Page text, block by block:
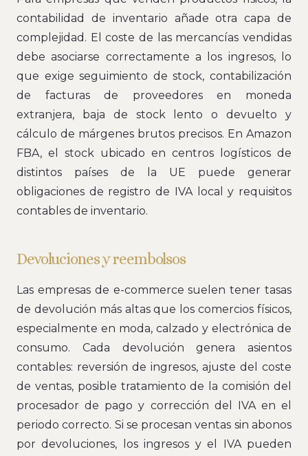
contabilidad de inventario añade otra capa de
complejidad. El coste de las mercancías vendidas
debe asociarse correctamente a los ingresos, lo
que exige seguimiento de stock, contabilización
de facturas de proveedores en moneda
extranjera, baja de stock lento o devuelto y
cálculo de márgenes brutos precisos. En Amazon
FBA, el stock ubicado en centros logísticos de
distintos países de la UE puede generar
obligaciones de registro de IVA local y requisitos
contables de inventario.
Devoluciones y reembolsos
Las empresas de e-commerce suelen tener tasas
de devolución más altas que los comercios físicos,
especialmente en moda, calzado y electrónica de
consumo. Cada devolución genera asientos
contables: reversión de ingresos, ajuste del coste
de ventas, posible tratamiento de la comisión del
procesador de pago y corrección del IVA en el
periodo correcto. Si se procesan ventas sin abonos
por devoluciones, los ingresos y el IVA pueden